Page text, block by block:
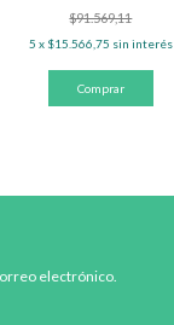
$91.569,11
5 x $15.566,75 sin interés
electrónico.